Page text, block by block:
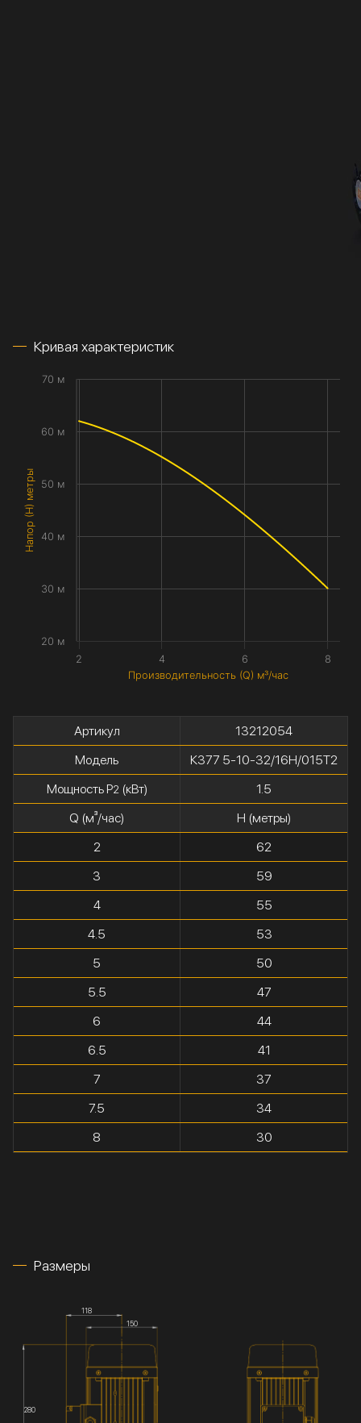
Кривая характеристик
Производительность (Q) м³/час
Напор (H) метры
2 4 6 8
30 м
40 м
50 м
60 м
20 м
70 м
Артикул
13212054
Модель
К377 5-10-32/16Н/015Т2
Мощность P2(кВт)
1.5
Q (м³/час)
H (метры)
2
62
3
59
4
55
4.5
53
5
50
5.5
47
6
44
6.5
41
7
37
7.5
34
8
30
Размеры
118
150
280